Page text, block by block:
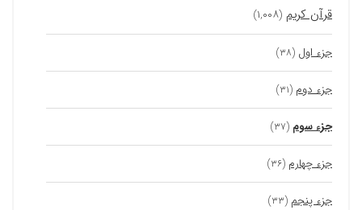
قرآن کریم (۱,۰۰۸)
جزء اول (۳۸)
جزء دوم (۳۱)
جزء سوم (۳۷)
جزء چهارم (۳۶)
جزء پنجم (۳۳)